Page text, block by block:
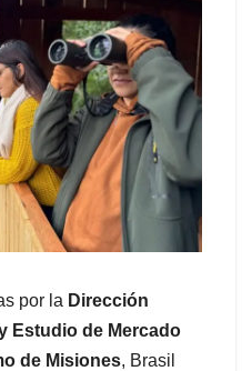
por la Dirección
Estudio de Mercado
de Misiones, Brasil